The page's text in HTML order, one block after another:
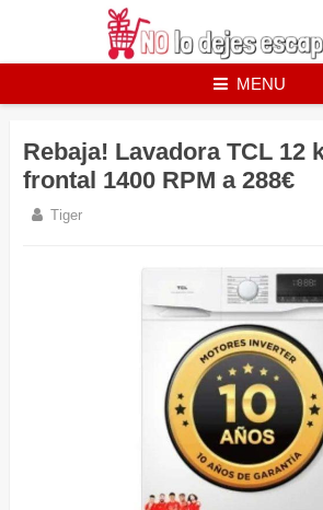
MENU
Rebaja! Lavadora TCL 12
frontal 1400 RPM a 288€
Tiger